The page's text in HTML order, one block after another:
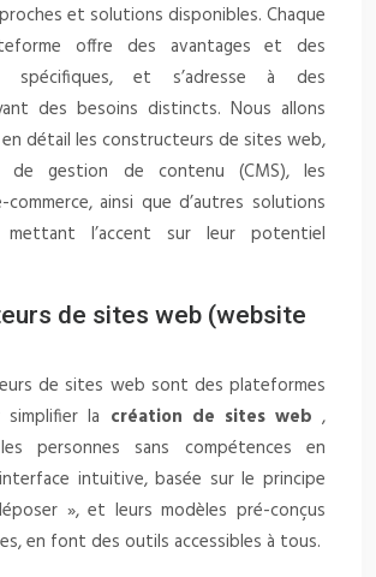
et solutions disponibles. Chaque
offre des avantages et des
spécifiques, et s’adresse à des
des besoins distincts. Nous allons
détail les constructeurs de sites web,
de gestion de contenu (CMS), les
ainsi que d’autres solutions
mettant l’accent sur leur potentiel
de sites web (website
de sites web sont des plateformes
la création de sites web ,
personnes sans compétences en
intuitive, basée sur le principe
», et leurs modèles pré-conçus
en font des outils accessibles à tous.